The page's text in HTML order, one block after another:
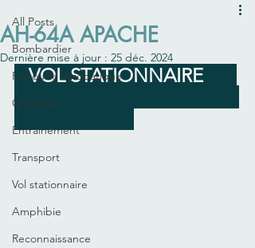
All Posts
Bombardier
Patrouille acrobatique
Chasseur
Entrainement
Transport
Vol stationnaire
Amphibie
Reconnaissance
AH-64A APACHE
Dernière mise à jour : 25 déc. 2024
   VOL STATIONNAIRE